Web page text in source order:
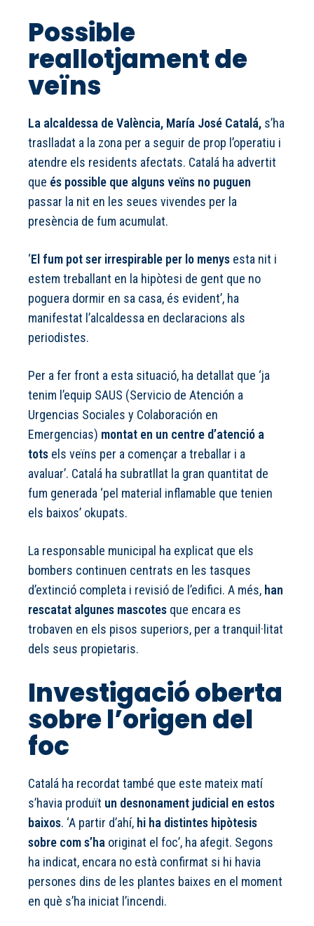
Possible
reallotjament de
veïns
La alcaldessa de València, María José Catalá, s’ha
traslladat a la zona per a seguir de prop l’operatiu i
atendre els residents afectats. Catalá ha advertit
que és possible que alguns veïns no puguen
passar la nit en les seues vivendes per la
presència de fum acumulat.
‘El fum pot ser irrespirable per lo menys esta nit i
estem treballant en la hipòtesi de gent que no
poguera dormir en sa casa, és evident’, ha
manifestat l’alcaldessa en declaracions als
periodistes.
Per a fer front a esta situació, ha detallat que ‘ja
tenim l’equip SAUS (Servicio de Atención a
Urgencias Sociales y Colaboración en
Emergencias) montat en un centre d’atenció a
tots els veïns per a començar a treballar i a
avaluar’. Catalá ha subratllat la gran quantitat de
fum generada ‘pel material inflamable que tenien
els baixos’ okupats.
La responsable municipal ha explicat que els
bombers continuen centrats en les tasques
d’extinció completa i revisió de l’edifici. A més, han
rescatat algunes mascotes que encara es
trobaven en els pisos superiors, per a tranquil·litat
dels seus propietaris.
Investigació oberta
sobre l’origen del
foc
Catalá ha recordat també que este mateix matí
s’havia produït un desnonament judicial en estos
baixos. ‘A partir d’ahí, hi ha distintes hipòtesis
sobre com s’ha originat el foc’, ha afegit. Segons
ha indicat, encara no està confirmat si hi havia
persones dins de les plantes baixes en el moment
en què s’ha iniciat l’incendi.